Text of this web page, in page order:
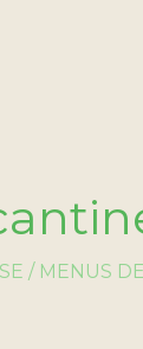
/ MENUS